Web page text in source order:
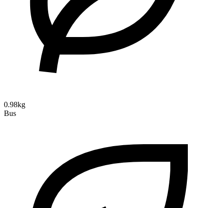
0.98kg
Bus